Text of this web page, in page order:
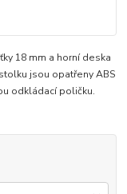
18 mm a horní deska
jsou opatřeny ABS
odkládací poličku.